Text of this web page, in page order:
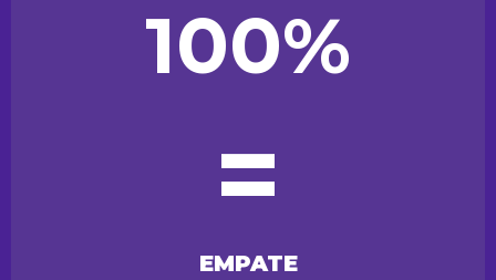
100%
=
EMPATE